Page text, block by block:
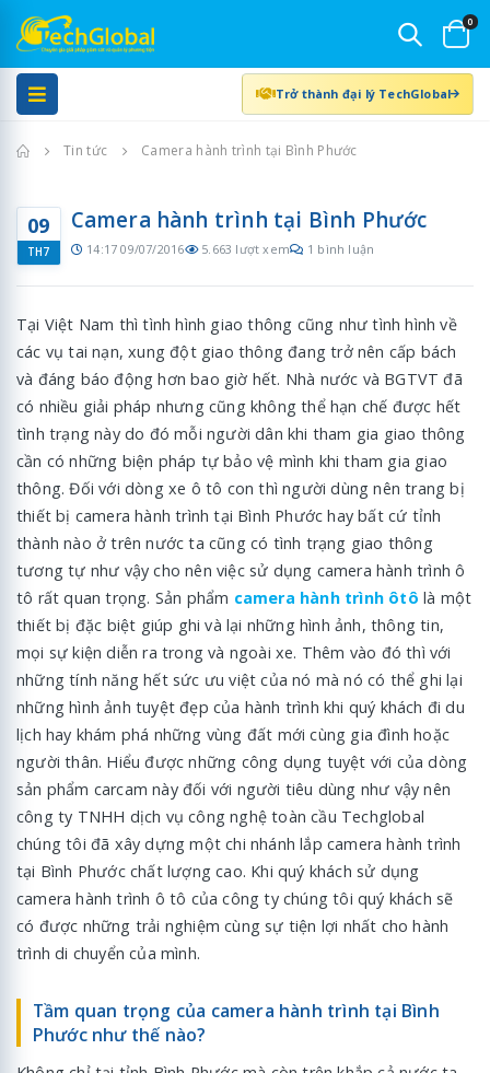
0
Trở thành đại lý TechGlobal
Trang chủ
Tin tức Camera hành trình tại Bình Phước
09
TH7
Camera hành trình tại Bình Phước
14:17 09/07/2016 5.663 lượt xem 1 bình luận
Tại Việt Nam thì tình hình giao thông cũng như tình hình về
các vụ tai nạn, xung đột giao thông đang trở nên cấp bách
và đáng báo động hơn bao giờ hết. Nhà nước và BGTVT đã
có nhiều giải pháp nhưng cũng không thể hạn chế được hết
tình trạng này do đó mỗi người dân khi tham gia giao thông
cần có những biện pháp tự bảo vệ mình khi tham gia giao
thông. Đối với dòng xe ô tô con thì người dùng nên trang bị
thiết bị camera hành trình tại Bình Phước hay bất cứ tỉnh
thành nào ở trên nước ta cũng có tình trạng giao thông
tương tự như vậy cho nên việc sử dụng camera hành trình ô
tô rất quan trọng. Sản phẩm camera hành trình ôtô là một
thiết bị đặc biệt giúp ghi và lại những hình ảnh, thông tin,
mọi sự kiện diễn ra trong và ngoài xe. Thêm vào đó thì với
những tính năng hết sức ưu việt của nó mà nó có thể ghi lại
những hình ảnh tuyệt đẹp của hành trình khi quý khách đi du
lịch hay khám phá những vùng đất mới cùng gia đình hoặc
người thân. Hiểu được những công dụng tuyệt với của dòng
sản phẩm carcam này đối với người tiêu dùng như vậy nên
công ty TNHH dịch vụ công nghệ toàn cầu Techglobal
chúng tôi đã xây dựng một chi nhánh lắp camera hành trình
tại Bình Phước chất lượng cao. Khi quý khách sử dụng
camera hành trình ô tô của công ty chúng tôi quý khách sẽ
có được những trải nghiệm cùng sự tiện lợi nhất cho hành
trình di chuyển của mình.
Tầm quan trọng của camera hành trình tại Bình
Phước như thế nào?